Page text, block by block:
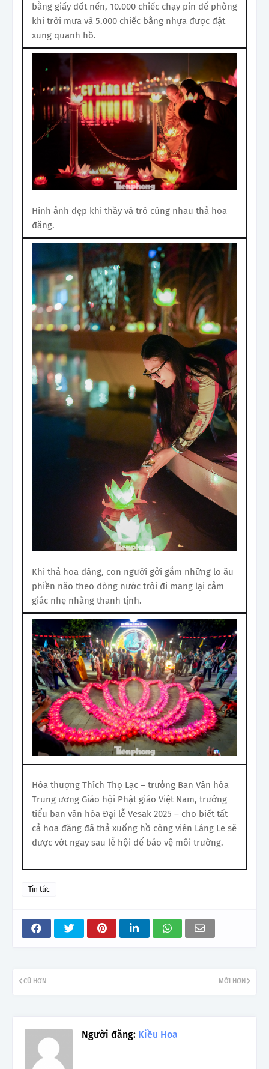
bằng giấy đốt nến, 10.000 chiếc chạy pin để phòng
khi trời mưa và 5.000 chiếc bằng nhựa được đặt
xung quanh hồ.
Hình ảnh đẹp khi thầy và trò cùng nhau thả hoa
đăng.
Khi thả hoa đăng, con người gởi gắm những lo âu
phiền não theo dòng nước trôi đi mang lại cảm
giác nhẹ nhàng thanh tịnh.
Hòa thượng Thích Thọ Lạc – trưởng Ban Văn hóa
Trung ương Giáo hội Phật giáo Việt Nam, trưởng
tiểu ban văn hóa Đại lễ Vesak 2025 – cho biết tất
cả hoa đăng đã thả xuống hồ công viên Láng Le sẽ
được vớt ngay sau lễ hội để bảo vệ môi trường.
Tin tức
MỚI HƠN
CŨ HƠN
Người đăng: Kiều Hoa